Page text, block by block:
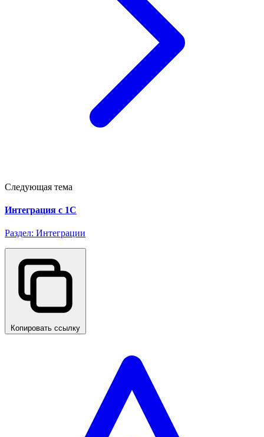
Следующая тема
Интеграция с 1С
Раздел: Интеграции
Копировать ссылку